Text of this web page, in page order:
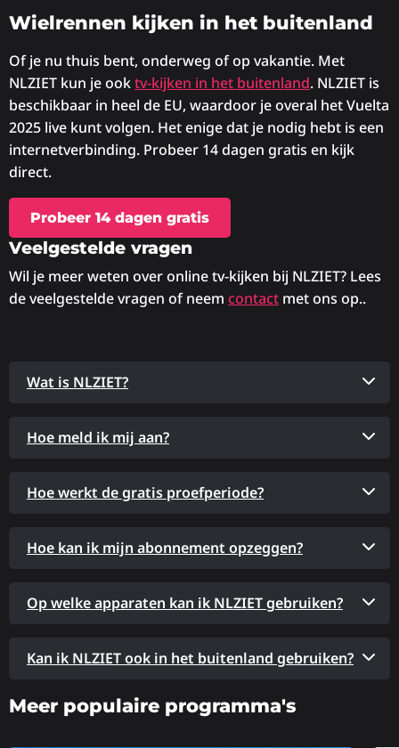
Wielrennen kijken in het buitenland
Of je nu thuis bent, onderweg of op vakantie. Met
NLZIET kun je ooktv-kijken in het buitenland. NLZIET is
beschikbaar in heel de EU, waardoor je overal het Vuelta
2025 live kunt volgen. Het enige dat je nodig hebt is een
internetverbinding. Probeer 14 dagen gratis en kijk
direct.
Probeer 14 dagen gratis
Veelgestelde vragen
Wil je meer weten over online tv-kijken bij NLZIET? Lees
de veelgestelde vragen of neem contact met ons op..
Wat is NLZIET?
Hoe meld ik mij aan?
Hoe werkt de gratis proefperiode?
Hoe kan ik mijn abonnement opzeggen?
Op welke apparaten kan ik NLZIET gebruiken?
Kan ik NLZIET ook in het buitenland gebruiken?
Meer populaire programma's